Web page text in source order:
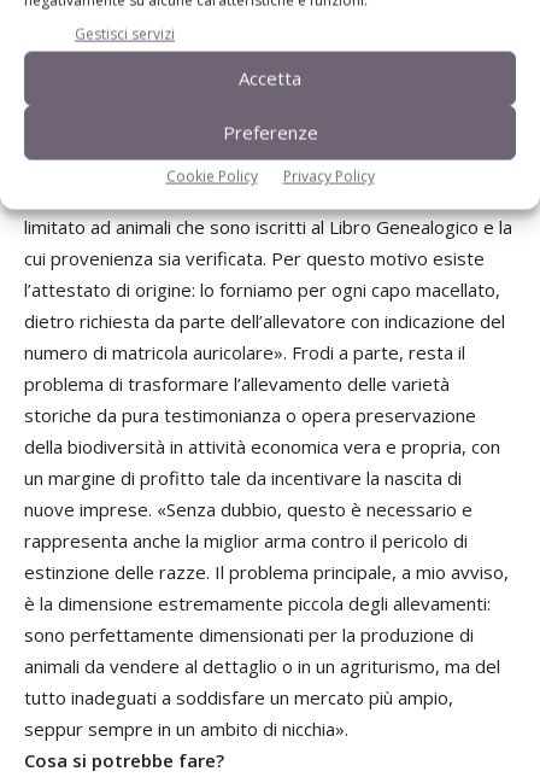
Gestisci servizi
Accetta
Preferenze
Cookie Policy Privacy Policy
Quello della contraffazione è un tema molto sentito: le
varietà autoctone sono in un certo senso di moda e i
consumatori le cercano per la qualità che offrono. Vi sono
però troppi casi di falsi suini tipici, che recano danno alla
categoria. «Si tratta di un comportamento contrario alle
limitato ad animali che sono iscritti al Libro Genealogico e la
cui provenienza sia verificata. Per questo motivo esiste
l’attestato di origine: lo forniamo per ogni capo macellato,
dietro richiesta da parte dell’allevatore con indicazione del
numero di matricola auricolare». Frodi a parte, resta il
problema di trasformare l’allevamento delle varietà
storiche da pura testimonianza o opera preservazione
della biodiversità in attività economica vera e propria, con
un margine di profitto tale da incentivare la nascita di
nuove imprese. «Senza dubbio, questo è necessario e
rappresenta anche la miglior arma contro il pericolo di
estinzione delle razze. Il problema principale, a mio avviso,
è la dimensione estremamente piccola degli allevamenti:
sono perfettamente dimensionati per la produzione di
animali da vendere al dettaglio o in un agriturismo, ma del
tutto inadeguati a soddisfare un mercato più ampio,
seppur sempre in un ambito di nicchia».
Cosa si potrebbe fare?